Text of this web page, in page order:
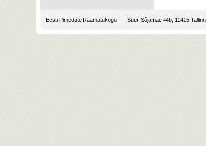
Eesti Pimedate Raamatukogu Suur-Sõjamäe 44b, 11415 Tallinn